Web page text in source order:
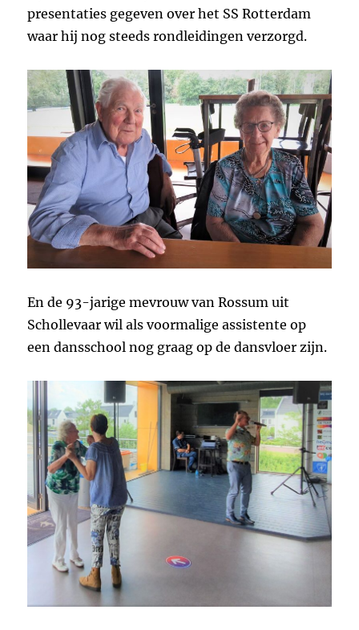
presentaties gegeven over het SS Rotterdam
waar hij nog steeds rondleidingen verzorgd.
En de 93-jarige mevrouw van Rossum uit
Schollevaar wil als voormalige assistente op
een dansschool nog graag op de dansvloer zijn.